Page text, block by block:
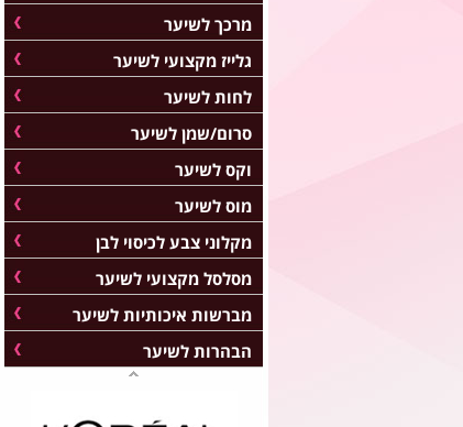
מרכך לשיער
גלייז מקצועי לשיער
לחות לשיער
סרום/שמן לשיער
וקס לשיער
מוס לשיער
מקלוני צבע לכיסוי לבן
מסלסל מקצועי לשיער
מברשות איכותיות לשיער
הבהרות לשיער